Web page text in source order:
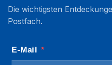
Die wichtigsten
Postfach.